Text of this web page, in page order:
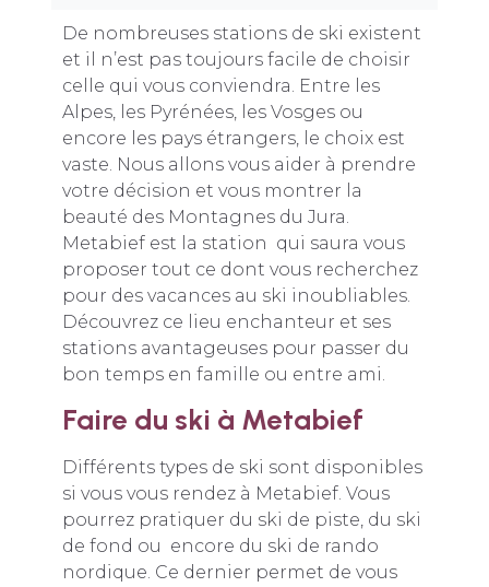
De nombreuses stations de ski existent
et il n’est pas toujours facile de choisir
celle qui vous conviendra. Entre les
Alpes, les Pyrénées, les Vosges ou
encore les pays étrangers, le choix est
vaste. Nous allons vous aider à prendre
votre décision et vous montrer la
beauté des Montagnes du Jura.
Metabief est la station qui saura vous
proposer tout ce dont vous recherchez
pour des vacances au ski inoubliables.
Découvrez ce lieu enchanteur et ses
stations avantageuses pour passer du
bon temps en famille ou entre ami.
Faire du ski à Metabief
Différents types de ski sont disponibles
si vous vous rendez à Metabief. Vous
pourrez pratiquer du ski de piste, du ski
de fond ou encore du ski de rando
nordique. Ce dernier permet de vous